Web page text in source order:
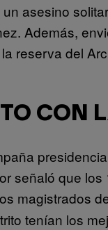
asesino
Además,
reserva del
CON
señaló que los
magistrados
tenían los